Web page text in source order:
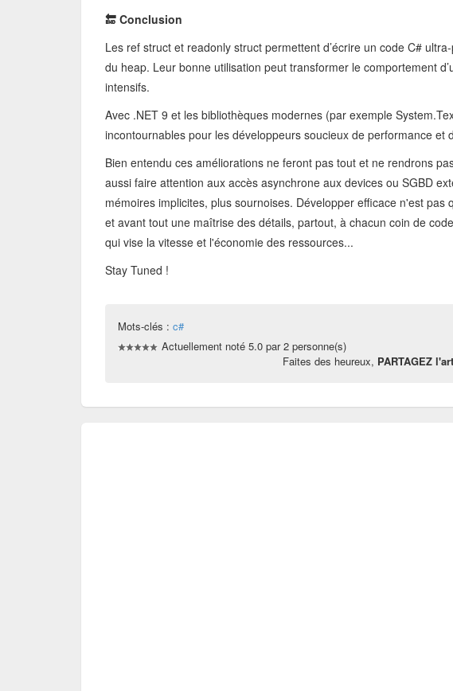
🔚 Conclusion
Les ref struct et readonly struct permettent d’écrire un code C#
du heap. Leur bonne utilisation peut transformer le comportement
intensifs.
Avec .NET 9 et les bibliothèques modernes (par exemple
incontournables pour les développeurs soucieux de performance et
Bien entendu ces améliorations ne feront pas tout et ne rendrons
aussi faire attention aux accès asynchrone aux devices ou SGBD
mémoires implicites, plus sournoises. Développer efficace n'est
et avant tout une maîtrise des détails, partout, à chacun coin de
qui vise la vitesse et l'économie des ressources...
Stay Tuned !
Mots-clés : c#
Actuellement noté 5.0 par 2 personne(s)
Faites des heureux, PARTAGEZ